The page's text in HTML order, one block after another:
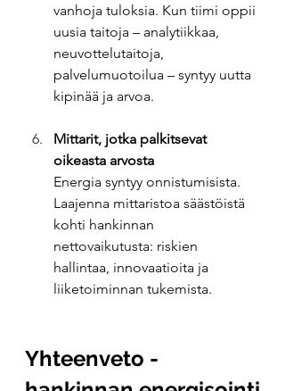
vanhoja tuloksia. Kun tiimi oppii
uusia taitoja – analytiikkaa,
neuvottelutaitoja,
palvelumuotoilua – syntyy uutta
kipinää ja arvoa.
Mittarit, jotka palkitsevat
oikeasta arvosta
Energia syntyy onnistumisista.
Laajenna mittaristoa säästöistä
kohti hankinnan
nettovaikutusta: riskien
hallintaa, innovaatioita ja
liiketoiminnan tukemista.
Yhteenveto -